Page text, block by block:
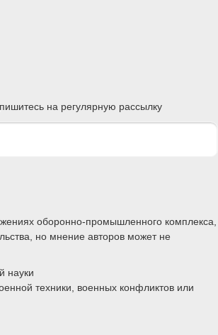
на регулярную рассылку
оборонно-промышленного комплекса,
но мнение авторов может не
науки
техники, военных конфликтов или